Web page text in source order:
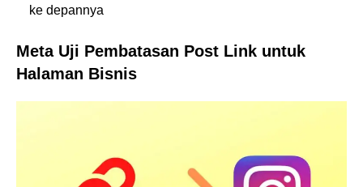
ke depannya
Meta Uji Pembatasan Post Link untuk
Halaman Bisnis